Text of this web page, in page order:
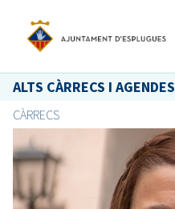
ALTS CÀRRECS I AGENDES
CÀRRECS